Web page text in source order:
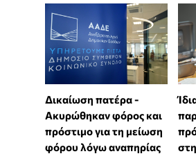
Δικαίωση πατέρα -
Ακυρώθηκαν φόρος και
πρόστιμο για τη μείωση
φόρου λόγω αναπηρίας